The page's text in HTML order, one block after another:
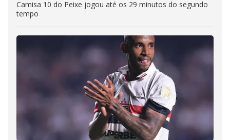
Camisa 10 do Peixe jogou até os 29 minutos do segundo
tempo